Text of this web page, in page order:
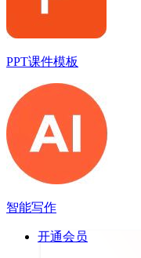
PPT课件模板
智能写作
开通会员